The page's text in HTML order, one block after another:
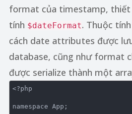
format của timestamp, thiết
tính $dateFormat. Thuộc
cách date attributes được
database, cũng như format
được serialize thành một
<?php
namespace App ;